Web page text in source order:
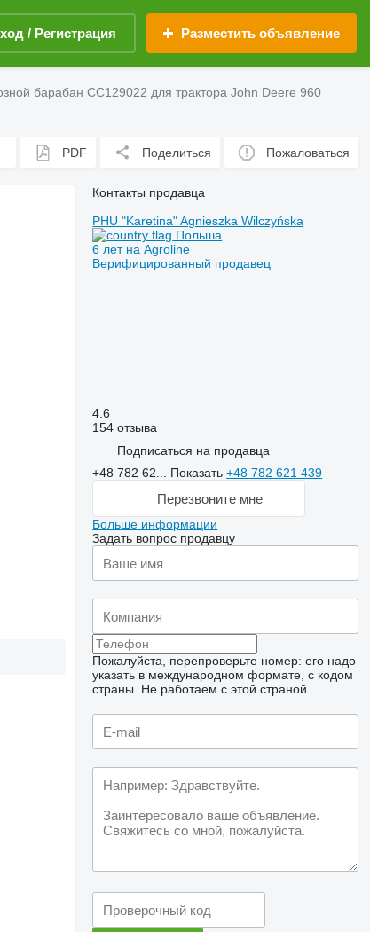
/ Регистрация Разместить объявление
барабан CC129022 для трактора John Deere 960
PDF Поделиться Пожаловаться
Контакты продавца
PHU "Karetina" Agnieszka Wilczyńska
Польша
6 лет на Agroline
Верифицированный продавец
4.6
154 отзыва
Подписаться на продавца
+48 782 62... Показать+48 782 621 439
Перезвоните мне
Больше информации
Задать вопрос продавцу
Пожалуйста, перепроверьте номер: его надо
указать в международном формате, с кодом
страны.
Не работаем с этой страной